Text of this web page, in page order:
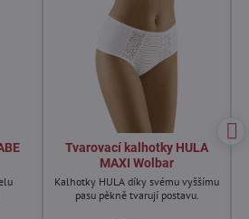
Tvarovací kalhotky HULA
MAXI Wolbar
Kalhotky HULA díky svému vyššímu
pasu pěkně tvarují postavu.